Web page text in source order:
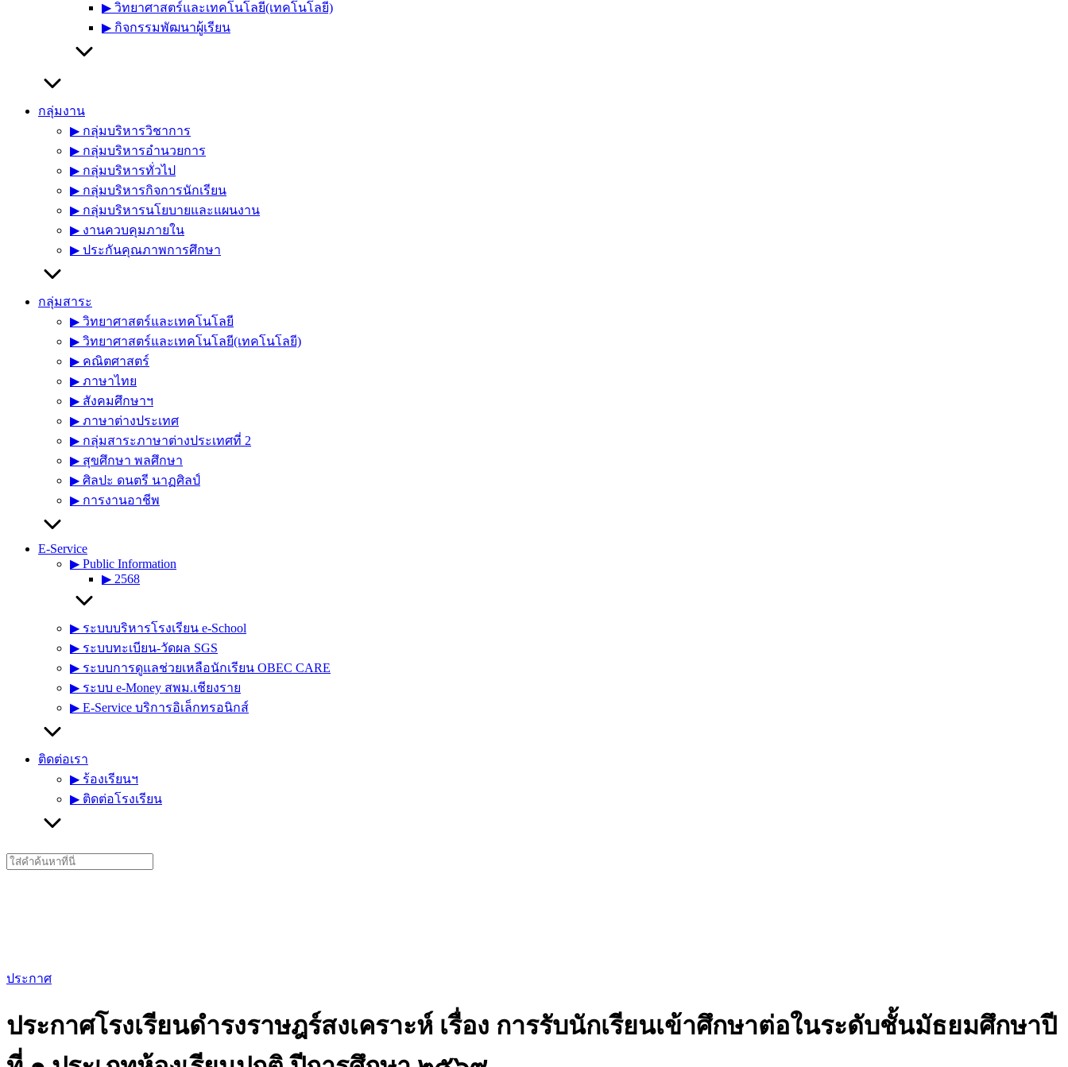
▶︎ วิทยาศาสตร์และเทคโนโลยี(เทคโนโลยี)
▶︎ กิจกรรมพัฒนาผู้เรียน
กลุ่มงาน
▶︎ กลุ่มบริหารวิชาการ
▶︎ กลุ่มบริหารอำนวยการ
▶︎ กลุ่มบริหารทั่วไป
▶︎ กลุ่มบริหารกิจการนักเรียน
▶︎ กลุ่มบริหารนโยบายและแผนงาน
▶︎ งานควบคุมภายใน
▶︎ ประกันคุณภาพการศึกษา
กลุ่มสาระ
▶︎ วิทยาศาสตร์และเทคโนโลยี
▶︎ วิทยาศาสตร์และเทคโนโลยี(เทคโนโลยี)
▶︎ คณิตศาสตร์
▶︎ ภาษาไทย
▶︎ สังคมศึกษาฯ
▶︎ ภาษาต่างประเทศ
▶︎ กลุ่มสาระภาษาต่างประเทศที่ 2
▶︎ สุขศึกษา พลศึกษา
▶︎ ศิลปะ ดนตรี นาฏศิลป์
▶︎ การงานอาชีพ
E-Service
▶︎ Public Information
▶︎ 2568
▶︎ ระบบบริหารโรงเรียน e-School
▶︎ ระบบทะเบียน-วัดผล SGS
▶︎ ระบบการดูแลช่วยเหลือนักเรียน OBEC CARE
▶︎ ระบบ e-Money สพม.เชียงราย
▶︎ E-Service บริการอิเล็กทรอนิกส์
ติดต่อเรา
▶︎ ร้องเรียนฯ
▶︎ ติดต่อโรงเรียน
Search
for:
ประกาศ
ประกาศโรงเรียนดำรงราษฎร์สงเคราะห์ เรื่อง การรับนักเรียนเข้าศึกษาต่อในระดับชั้นมัธยมศึกษาปี